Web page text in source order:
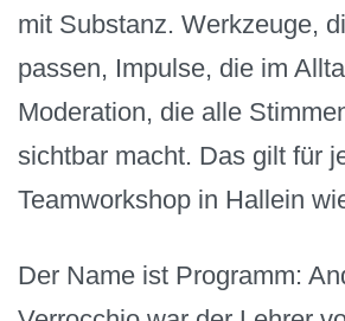
mit Substanz. Werkzeuge,
passen, Impulse, die im
Moderation, die alle
sichtbar macht. Das gilt für
Teamworkshop in Hallein
Der Name ist Programm: